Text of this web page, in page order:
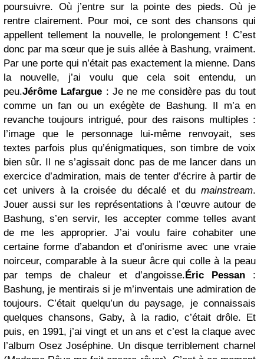
poursuivre. Où j’entre sur la pointe des pieds. Où je
rentre clairement. Pour moi, ce sont des chansons qui
appellent tellement la nouvelle, le prolongement ! C’est
donc par ma sœur que je suis allée à Bashung, vraiment.
Par une porte qui n’était pas exactement la mienne. Dans
la nouvelle, j’ai voulu que cela soit entendu, un
peu.Jérôme Lafargue : Je ne me considère pas du tout
comme un fan ou un exégète de Bashung. Il m’a en
revanche toujours intrigué, pour des raisons multiples :
l’image que le personnage lui-même renvoyait, ses
textes parfois plus qu’énigmatiques, son timbre de voix
bien sûr. Il ne s’agissait donc pas de me lancer dans un
exercice d’admiration, mais de tenter d’écrire à partir de
cet univers à la croisée du décalé et du mainstream.
Jouer aussi sur les représentations à l’œuvre autour de
Bashung, s’en servir, les accepter comme telles avant
de me les approprier. J’ai voulu faire cohabiter une
certaine forme d’abandon et d’onirisme avec une vraie
noirceur, comparable à la sueur âcre qui colle à la peau
par temps de chaleur et d’angoisse.Éric Pessan:
Bashung, je mentirais si je m’inventais une admiration de
toujours. C’était quelqu’un du paysage, je connaissais
quelques chansons, Gaby, à la radio, c’était drôle. Et
puis, en 1991, j’ai vingt et un ans et c’est la claque avec
l’album Osez Joséphine. Un disque terriblement charnel